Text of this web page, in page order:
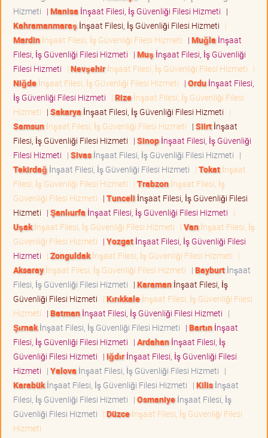
Hizmeti | Manisa İnşaat Filesi, İş Güvenliği Filesi Hizmeti |
Kahramanmaraş İnşaat Filesi, İş Güvenliği Filesi Hizmeti |
Mardinİnşaat Filesi, İş Güvenliği Filesi Hizmeti | Muğla İnşaat
Filesi, İş Güvenliği Filesi Hizmeti | Muş İnşaat Filesi, İş Güvenliği
Filesi Hizmeti | Nevşehirİnşaat Filesi, İş Güvenliği Filesi Hizmeti |
Niğdeİnşaat Filesi, İş Güvenliği Filesi Hizmeti | Orduİnşaat Filesi,
İş Güvenliği Filesi Hizmeti | Rizeİnşaat Filesi, İş Güvenliği Filesi
Hizmeti | Sakarya İnşaat Filesi, İş Güvenliği Filesi Hizmeti |
Samsunİnşaat Filesi, İş Güvenliği Filesi Hizmeti | Siirtİnşaat
Filesi, İş Güvenliği Filesi Hizmeti | Sinopİnşaat Filesi, İş Güvenliği
Filesi Hizmeti | Sivasİnşaat Filesi, İş Güvenliği Filesi Hizmeti |
Tekirdağ İnşaat Filesi, İş Güvenliği Filesi Hizmeti | Tokatİnşaat
Filesi, İş Güvenliği Filesi Hizmeti | Trabzonİnşaat Filesi, İş
Güvenliği Filesi Hizmeti | Tunceli İnşaat Filesi, İş Güvenliği Filesi
Hizmeti | Şanlıurfa İnşaat Filesi, İş Güvenliği Filesi Hizmeti |
Uşakİnşaat Filesi, İş Güvenliği Filesi Hizmeti | Vanİnşaat Filesi, İş
Güvenliği Filesi Hizmeti | Yozgatİnşaat Filesi, İş Güvenliği Filesi
Hizmeti | Zonguldakİnşaat Filesi, İş Güvenliği Filesi Hizmeti |
Aksarayİnşaat Filesi, İş Güvenliği Filesi Hizmeti | Bayburtİnşaat
Filesi, İş Güvenliği Filesi Hizmeti | Karamanİnşaat Filesi, İş
Güvenliği Filesi Hizmeti | Kırıkkaleİnşaat Filesi, İş Güvenliği Filesi
Hizmeti | Batmanİnşaat Filesi, İş Güvenliği Filesi Hizmeti |
Şırnakİnşaat Filesi, İş Güvenliği Filesi Hizmeti | Bartınİnşaat
Filesi, İş Güvenliği Filesi Hizmeti | Ardahanİnşaat Filesi, İş
Güvenliği Filesi Hizmeti | Iğdırİnşaat Filesi, İş Güvenliği Filesi
Hizmeti | Yalova İnşaat Filesi, İş Güvenliği Filesi Hizmeti |
Karabükİnşaat Filesi, İş Güvenliği Filesi Hizmeti | Kilisİnşaat
Filesi, İş Güvenliği Filesi Hizmeti | Osmaniyeİnşaat Filesi, İş
Güvenliği Filesi Hizmeti | Düzceİnşaat Filesi, İş Güvenliği Filesi
Hizmeti